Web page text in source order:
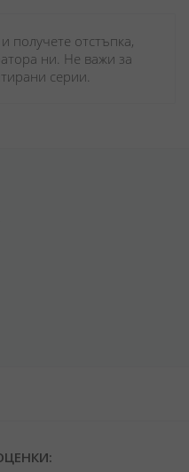
получете отстъпка,
ни. Не важи за
серии.